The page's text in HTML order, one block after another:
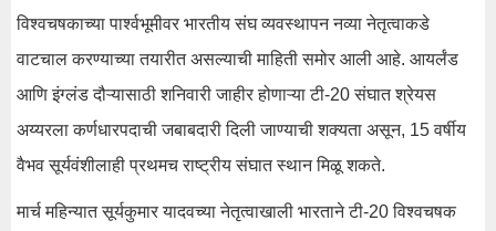
विश्वचषकाच्या पार्श्वभूमीवर भारतीय संघ व्यवस्थापन नव्या नेतृत्वाकडे
वाटचाल करण्याच्या तयारीत असल्याची माहिती समोर आली आहे. आयर्लंड
आणि इंग्लंड दौऱ्यासाठी शनिवारी जाहीर होणाऱ्या टी-20 संघात श्रेयस
अय्यरला कर्णधारपदाची जबाबदारी दिली जाण्याची शक्यता असून, 15 वर्षीय
वैभव सूर्यवंशीलाही प्रथमच राष्ट्रीय संघात स्थान मिळू शकते.
मार्च महिन्यात सूर्यकुमार यादवच्या नेतृत्वाखाली भारताने टी-20 विश्वचषक